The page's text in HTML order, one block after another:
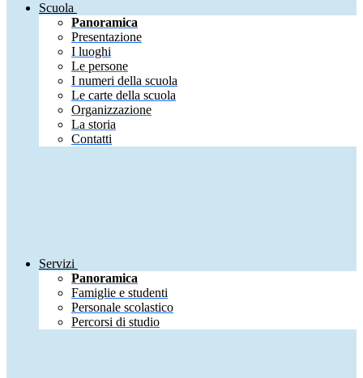
Scuola
Panoramica
Presentazione
I luoghi
Le persone
I numeri della scuola
Le carte della scuola
Organizzazione
La storia
Contatti
Servizi
Panoramica
Famiglie e studenti
Personale scolastico
Percorsi di studio